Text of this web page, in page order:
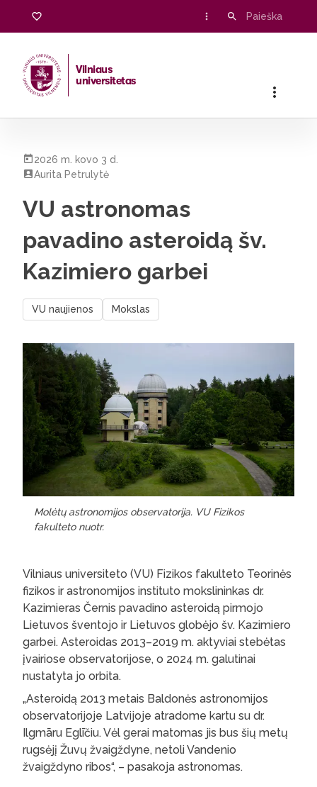
Vilniaus
universitetas
2026 m. kovo 3 d.
Aurita Petrulytė
VU astronomas
pavadino asteroidą šv.
Kazimiero garbei
VU naujienos Mokslas
Molėtų astronomijos observatorija. VU Fizikos
fakulteto nuotr.
Vilniaus universiteto (VU) Fizikos fakulteto Teorinės
fizikos ir astronomijos instituto mokslininkas dr.
Kazimieras Černis pavadino asteroidą pirmojo
Lietuvos šventojo ir Lietuvos globėjo šv. Kazimiero
garbei. Asteroidas 2013–2019 m. aktyviai stebėtas
įvairiose observatorijose, o 2024 m. galutinai
nustatyta jo orbita.
„Asteroidą 2013 metais Baldonės astronomijos
observatorijoje Latvijoje atradome kartu su dr.
Ilgmāru Eglīčiu. Vėl gerai matomas jis bus šių metų
rugsėjį Žuvų žvaigždyne, netoli Vandenio
žvaigždyno ribos“, – pasakoja astronomas.